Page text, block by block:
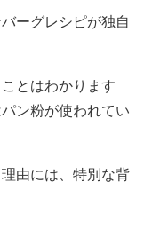
ーグレシピが独自
とはわかります
ン粉が使われてい
由には、特別な背